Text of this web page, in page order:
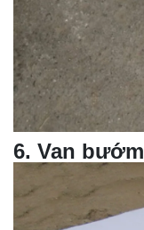
6. Van bướm